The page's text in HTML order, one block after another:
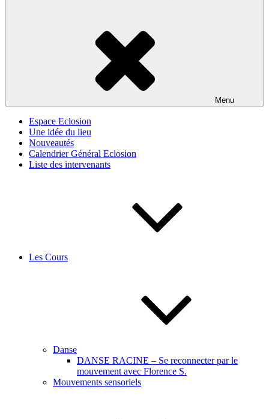
Menu
Espace Eclosion
Une idée du lieu
Nouveautés
Calendrier Général Eclosion
Liste des intervenants
Les Cours
Danse
DANSE RACINE – Se reconnecter par le
mouvement avec Florence S.
Mouvements sensoriels